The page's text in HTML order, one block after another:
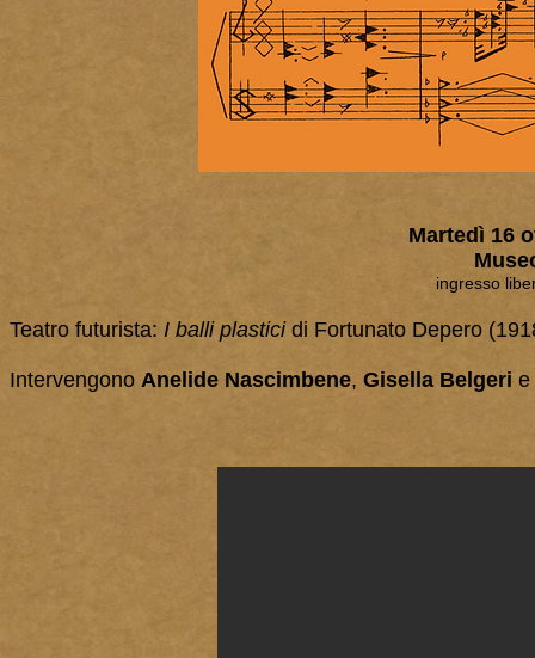
Martedì 16
ingresso
Teatro futurista: I balli plasticidi Fortunato Depero
Intervengono Anelide Nascimbene, Gisella Belgeri e